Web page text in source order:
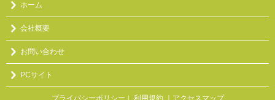
ホーム
会社概要
お問い合わせ
PCサイト